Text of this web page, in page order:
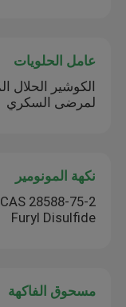
عامل الحلويات
الكوشير الحلال
لمرضى السكري
نكهة المونومير
Furyl Disulfide
مسحوق الفاكهة